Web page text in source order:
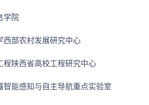
学院
西部农村发展研究中心
程陕西省高校工程研究中心
智能感知与自主导航重点实验室